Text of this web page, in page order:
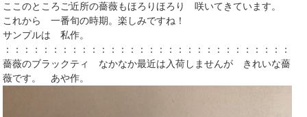
ここのところご近所の薔薇もほろりほろり 咲いてきています。
これから 一番旬の時期。楽しみですね！
サンプルは 私作。
：：：：：：：：：：：：：：：：：：：：：：：：：：：：：：：
薔薇のブラックティ なかなか最近は入荷しませんが きれいな薔
薇です。 あや作。